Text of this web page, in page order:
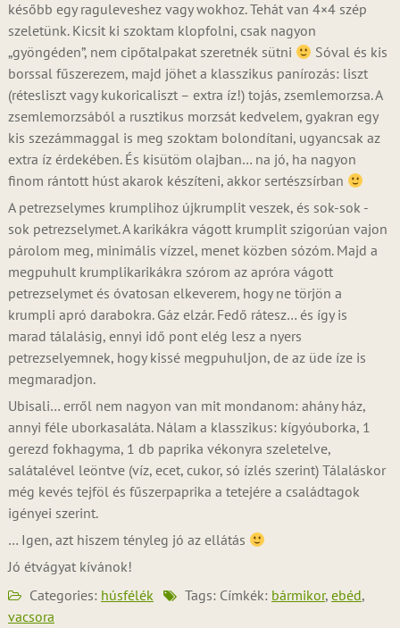
később egy raguleveshez vagy wokhoz. Tehát van 4×4 szép
szeletünk. Kicsit ki szoktam klopfolni, csak nagyon
„gyöngéden”, nem cipőtalpakat szeretnék sütni
Sóval és kis
borssal fűszerezem, majd jöhet a klasszikus panírozás: liszt
(rétesliszt vagy kukoricaliszt – extra íz!) tojás, zsemlemorzsa. A
zsemlemorzsából a rusztikus morzsát kedvelem, gyakran egy
kis szezámmaggal is meg szoktam bolondítani, ugyancsak az
extra íz érdekében. És kisütöm olajban… na jó, ha nagyon
finom rántott húst akarok készíteni, akkor sertészsírban
A petrezselymes krumplihoz újkrumplit veszek, és sok-sok -
sok petrezselymet. A karikákra vágott krumplit szigorúan vajon
párolom meg, minimális vízzel, menet közben sózóm. Majd a
megpuhult krumplikarikákra szórom az apróra vágott
petrezselymet és óvatosan elkeverem, hogy ne törjön a
krumpli apró darabokra. Gáz elzár. Fedő rátesz… és így is
marad tálalásig, ennyi idő pont elég lesz a nyers
petrezselyemnek, hogy kissé megpuhuljon, de az üde íze is
megmaradjon.
Ubisali… erről nem nagyon van mit mondanom: ahány ház,
annyi féle uborkasaláta. Nálam a klasszikus: kígyóuborka, 1
gerezd fokhagyma, 1 db paprika vékonyra szeletelve,
salátalével leöntve (víz, ecet, cukor, só ízlés szerint) Tálaláskor
még kevés tejföl és fűszerpaprika a tetejére a családtagok
igényei szerint.
… Igen, azt hiszem tényleg jó az ellátás
Jó étvágyat kívánok!
Categories: húsfélék Tags: Címkék: bármikor, ebéd,
vacsora